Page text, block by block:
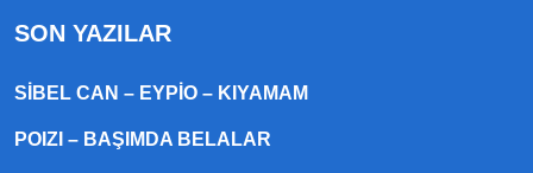
SON YAZILAR
SIBEL CAN – EYPIO – KIYAMAM
POIZI – BAŞIMDA BELALAR